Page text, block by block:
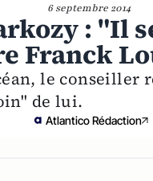
6 septembre 2014
: "Il
Franck
le conseiller
de lui.
Atlantico Rédaction